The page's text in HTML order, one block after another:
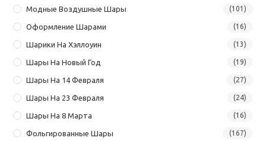
Модные Воздушные Шары (101)
Оформление Шарами (16)
Шарики На Хэллоуин (13)
Шары На Новый Год (19)
Шары На 14 Февраля (27)
Шары На 23 Февраля (24)
Шары На 8 Марта (16)
Фольгированные Шары (167)